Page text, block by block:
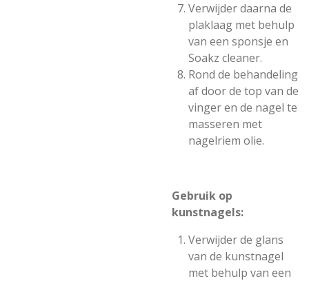
Verwijder daarna de
plaklaag met behulp
van een sponsje en
Soakz cleaner.
Rond de behandeling
af door de top van de
vinger en de nagel te
masseren met
nagelriem olie.
Gebruik op
kunstnagels:
Verwijder de glans
van de kunstnagel
met behulp van een